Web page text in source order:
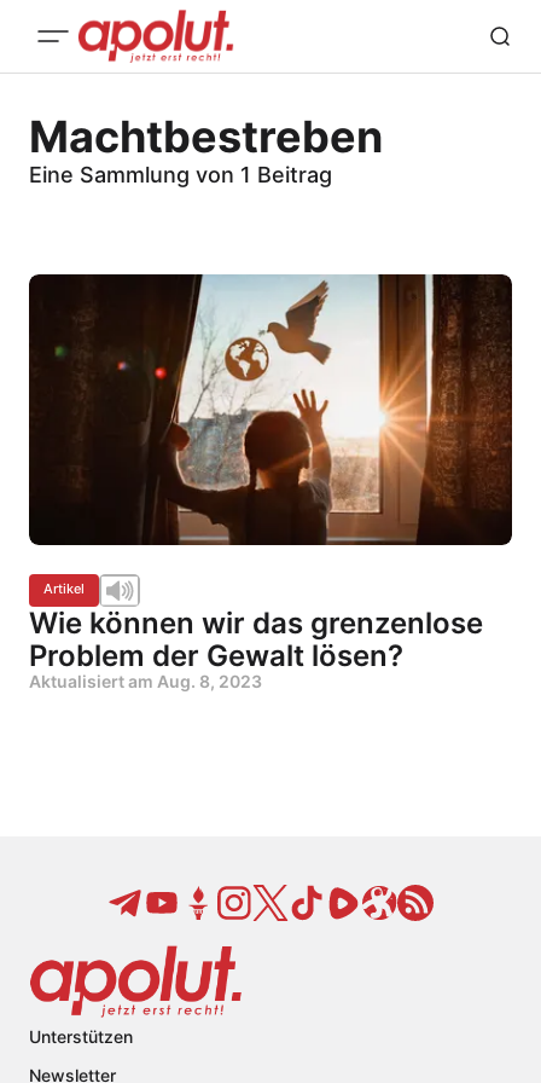
Machtbestreben
Eine Sammlung von 1 Beitrag
Artikel
Wie können wir das grenzenlose
Problem der Gewalt lösen?
Aktualisiert am Aug. 8, 2023
Unterstützen
Newsletter